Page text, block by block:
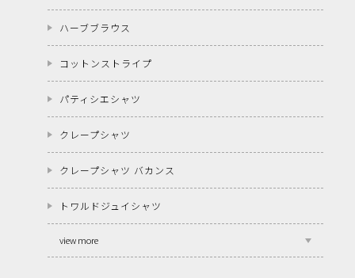
ハーブブラウス
コットンストライプ
パティシエシャツ
クレープシャツ
クレープシャツ バカンス
トワルドジュイシャツ
view more